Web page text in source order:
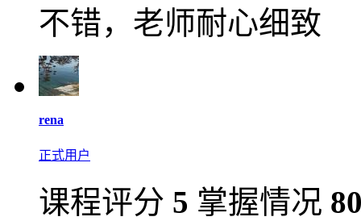
不错，老师耐心细致
rena
正式用户
课程评分 5 掌握情况